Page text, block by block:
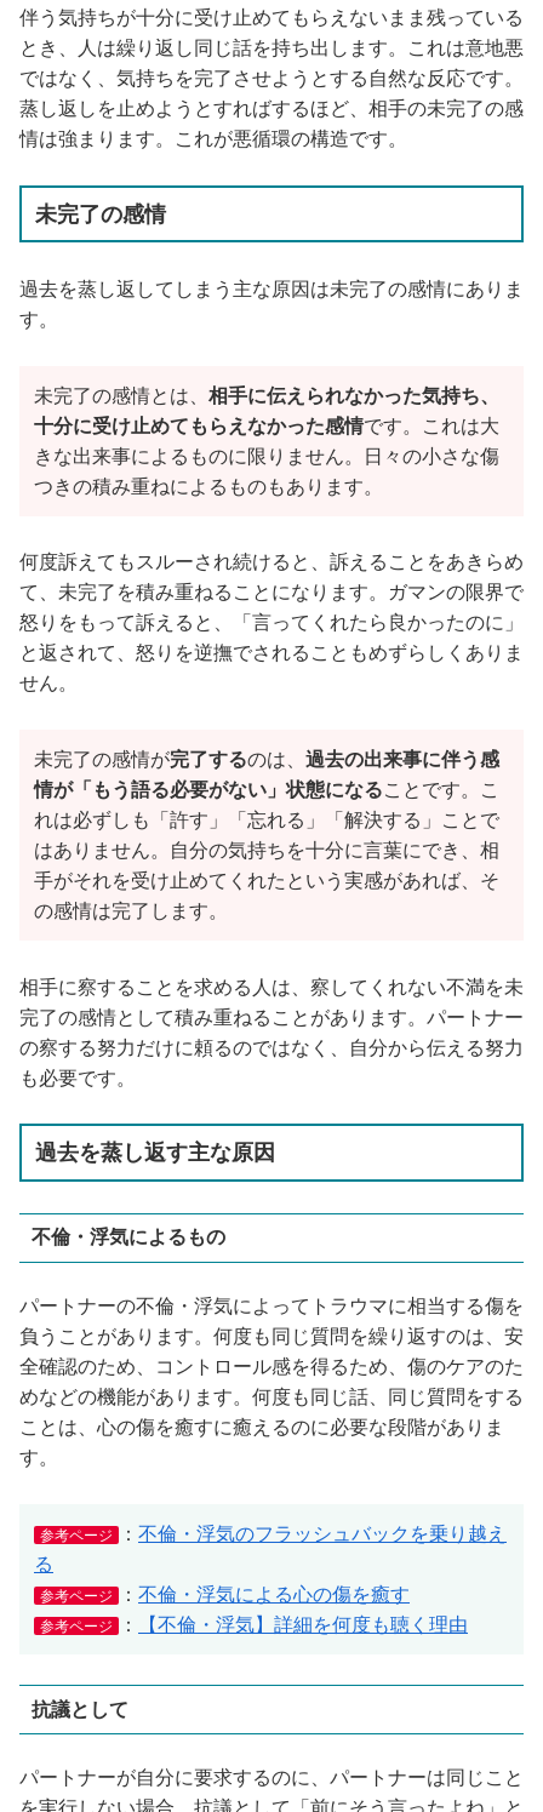
伴う気持ちが十分に受け止めてもらえないまま残っている
とき、人は繰り返し同じ話を持ち出します。これは意地悪
ではなく、気持ちを完了させようとする自然な反応です。
蒸し返しを止めようとすればするほど、相手の未完了の感
情は強まります。これが悪循環の構造です。
未完了の感情
過去を蒸し返してしまう主な原因は未完了の感情にありま
す。
未完了の感情とは、 相手に伝えられなかった気持ち、
十分に受け止めてもらえなかった感情です。これは大
きな出来事によるものに限りません。日々の小さな傷
つきの積み重ねによるものもあります。
何度訴えてもスルーされ続けると、訴えることをあきらめ
て、未完了を積み重ねることになります。ガマンの限界で
怒りをもって訴えると、「言ってくれたら良かったのに」
と返されて、怒りを逆撫でされることもめずらしくありま
せん。
未完了の感情が完了するのは、 過去の出来事に伴う感
情が「もう語る必要がない」状態になることです。こ
れは必ずしも「許す」「忘れる」「解決する」ことで
はありません。自分の気持ちを十分に言葉にでき、相
手がそれを受け止めてくれたという実感があれば、そ
の感情は完了します。
相手に察することを求める人は、察してくれない不満を未
完了の感情として積み重ねることがあります。パートナー
の察する努力だけに頼るのではなく、自分から伝える努力
も必要です。
過去を蒸し返す主な原因
不倫・浮気によるもの
パートナーの不倫・浮気によってトラウマに相当する傷を
負うことがあります。何度も同じ質問を繰り返すのは、安
全確認のため、コントロール感を得るため、傷のケアのた
めなどの機能があります。何度も同じ話、同じ質問をする
ことは、心の傷を癒すに癒えるのに必要な段階がありま
す。
参考ページ ： 不倫・浮気のフラッシュバックを乗り越え
る
参考ページ ： 不倫・浮気による心の傷を癒す
参考ページ ： 【不倫・浮気】詳細を何度も聴く理由
抗議として
パートナーが自分に要求するのに、パートナーは同じこと